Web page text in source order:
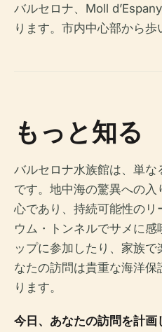
バルセロナ、Moll
ります。市内中心部から歩
もっと知る
バルセロナ水族館は、単
です。地中海の驚異への
心であり、持続可能性のリ
ウム・トンネルでサメに
ップに参加したり、家族
なたの訪問は貴重な海洋
ります。
今日、あなたの訪問を計画